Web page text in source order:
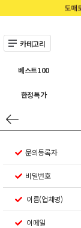
카테고리
베스트100
한정특가
문의등록자
비밀번호
이름(업체명)
이메일